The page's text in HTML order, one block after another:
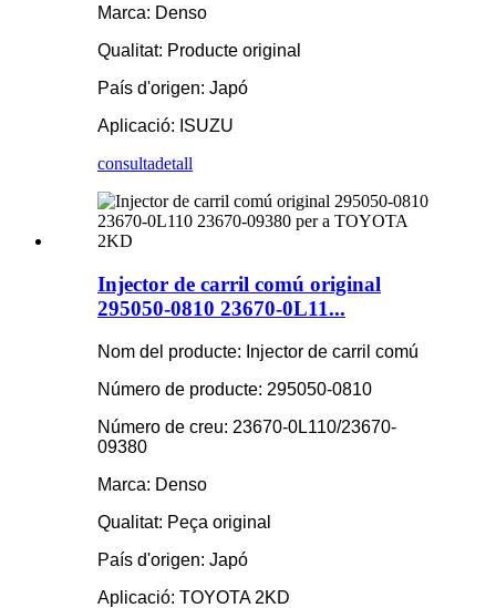
Marca: Denso
Qualitat: Producte original
País d'origen: Japó
Aplicació: ISUZU
consultadetall
Injector de carril comú original
295050-0810 23670-0L11...
Nom del producte: Injector de carril comú
Número de producte: 295050-0810
Número de creu: 23670-0L110/23670-
09380
Marca: Denso
Qualitat: Peça original
País d'origen: Japó
Aplicació: TOYOTA 2KD